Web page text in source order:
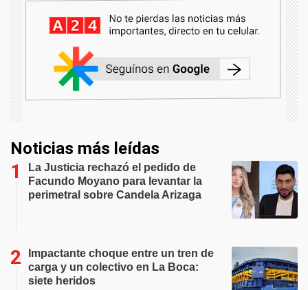
Noticias más leídas
La Justicia rechazó el pedido de
Facundo Moyano para levantar la
perimetral sobre Candela Arizaga
Impactante choque entre un tren de
carga y un colectivo en La Boca:
siete heridos